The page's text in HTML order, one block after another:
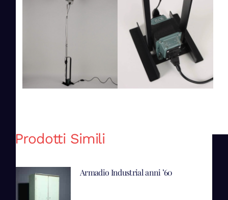
Prodotti Simili
Armadio Industrial anni ’60